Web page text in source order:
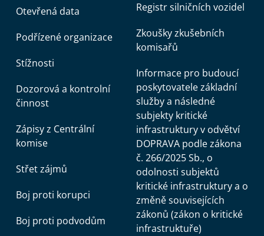
Otevřená data
Podřízené organizace
Stížnosti
Dozorová a kontrolní
činnost
Zápisy z Centrální
komise
Střet zájmů
Boj proti korupci
Boj proti podvodům
Registr silničních vozidel
Zkoušky zkušebních
komisařů
Informace pro budoucí
poskytovatele základní
služby a následné
subjekty kritické
infrastruktury v odvětví
DOPRAVA podle zákona
č. 266/2025 Sb., o
odolnosti subjektů
kritické infrastruktury a o
změně souvisejících
zákonů (zákon o kritické
infrastruktuře)